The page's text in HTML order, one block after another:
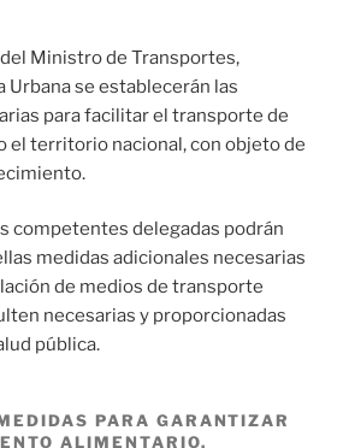
Ministro de Transportes,
Urbana se establecerán las
para facilitar el transporte de
el territorio nacional, con objeto de
competentes delegadas podrán
medidas adicionales necesarias
de medios de transporte
necesarias y proporcionadas
pública.
PARA GARANTIZAR
ALIMENTARIO.